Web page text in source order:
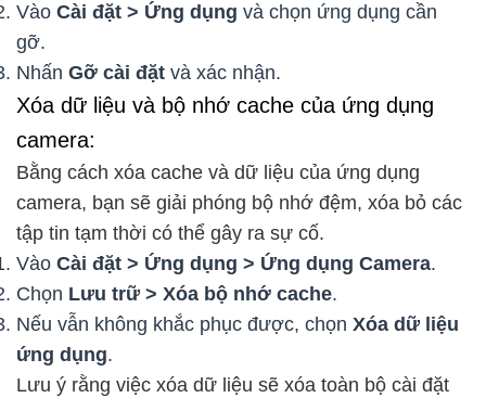
Vào Cài đặt > Ứng dụng và chọn ứng dụng cần
gỡ.
Nhấn Gỡ cài đặt và xác nhận.
Xóa dữ liệu và bộ nhớ cache của ứng dụng
camera:
Bằng cách xóa cache và dữ liệu của ứng dụng
camera, bạn sẽ giải phóng bộ nhớ đệm, xóa bỏ các
tập tin tạm thời có thể gây ra sự cố.
Vào Cài đặt > Ứng dụng > Ứng dụng Camera.
Chọn Lưu trữ > Xóa bộ nhớ cache.
Nếu vẫn không khắc phục được, chọn Xóa dữ liệu
ứng dụng.
Lưu ý rằng việc xóa dữ liệu sẽ xóa toàn bộ cài đặt